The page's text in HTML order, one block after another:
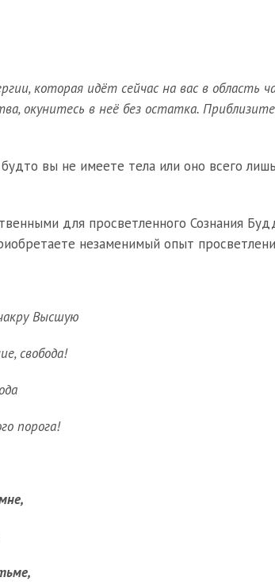
которая идёт сейчас на вас в область
окунитесь в неё без остатка.
вы не имеете тела или оно всего
для просветленного Сознания
незаменимый опыт
Высшую
свобода!
порога!